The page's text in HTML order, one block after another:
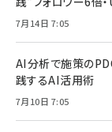
7月14日 7:05
AI分析で施策の
践するAI活用術
7月10日 7:05